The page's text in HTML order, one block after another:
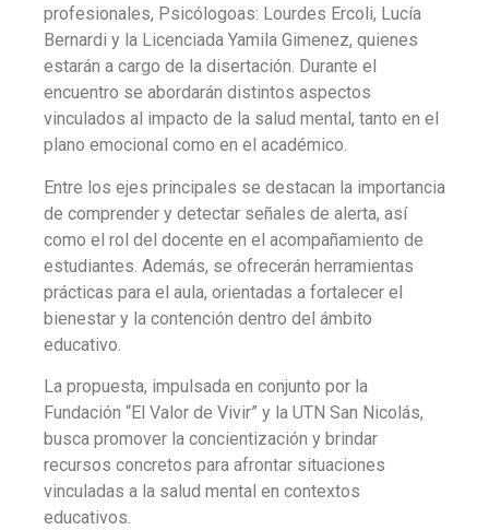
profesionales, Psicólogoas: Lourdes Ercoli, Lucía
Bernardi y la Licenciada Yamila Gimenez, quienes
estarán a cargo de la disertación. Durante el
encuentro se abordarán distintos aspectos
vinculados al impacto de la salud mental, tanto en el
plano emocional como en el académico.
Entre los ejes principales se destacan la importancia
de comprender y detectar señales de alerta, así
como el rol del docente en el acompañamiento de
estudiantes. Además, se ofrecerán herramientas
prácticas para el aula, orientadas a fortalecer el
bienestar y la contención dentro del ámbito
educativo.
La propuesta, impulsada en conjunto por la
Fundación “El Valor de Vivir” y la UTN San Nicolás,
busca promover la concientización y brindar
recursos concretos para afrontar situaciones
vinculadas a la salud mental en contextos
educativos.